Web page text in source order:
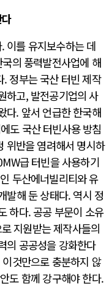
이를 유지보수하는 데
의 풍력발전사업에 해
정부는 국산 터빈 제작
하고, 발전공기업의 사
다. 앞서 언급한 한국해
도 국산 터빈사용 방침
위반을 염려해서 명시하
급 터빈을 사용하기
두산에너빌리티와 유
발해 둔 상태다. 역시 정
하다. 공공 부문이 소유
지원받는 제작사들의
의 공공성을 강화한다
것만으로 충분하지 않
도 함께 강구해야 한다.